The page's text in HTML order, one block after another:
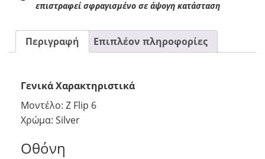
επιστραφεί σφραγισμένο σε άψογη κατάσταση
Περιγραφή Επιπλέον πληροφορίες
Γενικά Χαρακτηριστικά
Μοντέλο: Z Flip 6
Χρώμα: Silver
Οθόνη